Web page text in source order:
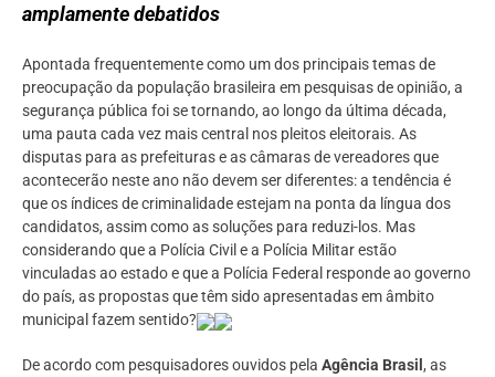
amplamente debatidos
Apontada frequentemente como um dos principais temas de
preocupação da população brasileira em pesquisas de opinião, a
segurança pública foi se tornando, ao longo da última década,
uma pauta cada vez mais central nos pleitos eleitorais. As
disputas para as prefeituras e as câmaras de vereadores que
acontecerão neste ano não devem ser diferentes: a tendência é
que os índices de criminalidade estejam na ponta da língua dos
candidatos, assim como as soluções para reduzi-los. Mas
considerando que a Polícia Civil e a Polícia Militar estão
vinculadas ao estado e que a Polícia Federal responde ao governo
do país, as propostas que têm sido apresentadas em âmbito
municipal fazem sentido?
De acordo com pesquisadores ouvidos pela Agência Brasil , as